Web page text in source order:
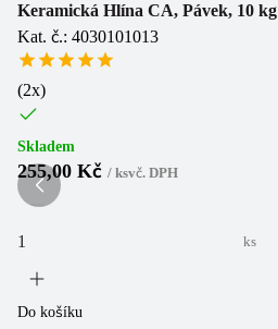
Keramická Hlína CA, Pávek, 10 kg
Kat. č.: 4030101013
(2x)
Skladem
255,00 Kč / ksvč. DPH
ks
Do košíku